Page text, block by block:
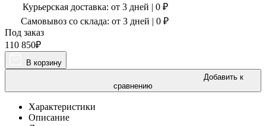
Курьерская доставка: от 3 дней | 0 ₽
Самовывоз со склада: от 3 дней | 0 ₽
Под заказ
110 850₽
В корзину
Добавить к
сравнению
Характеристики
Описание